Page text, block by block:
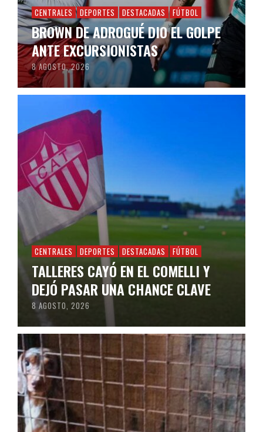
CENTRALES DEPORTES DESTACADAS FÚTBOL
BROWN DE ADROGUÉ DIO EL GOLPE
ANTE EXCURSIONISTAS
8 AGOSTO, 2026
CENTRALES DEPORTES DESTACADAS FÚTBOL
TALLERES CAYÓ EN EL COMELLI Y
DEJÓ PASAR UNA CHANCE CLAVE
8 AGOSTO, 2026